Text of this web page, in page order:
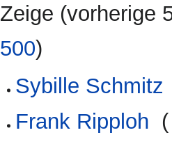
Zeige (vorherige
500)
Sybille Schmitz
Frank Ripploh (